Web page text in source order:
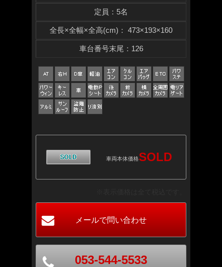
定員 ： 5名
全長×全幅×全高(cm) ： 473×193×160
車台番号末尾 ： 126
車両本体価格SOLD
053-544-5533